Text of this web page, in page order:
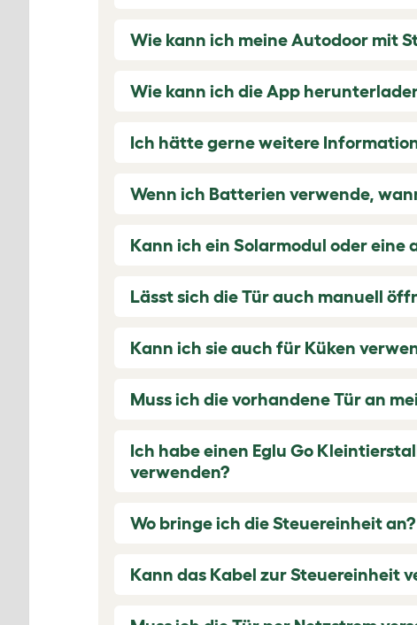
Wie kann ich meine Autodoor mit
Wie kann ich die App
Ich hätte gerne weitere
Wenn ich Batterien verwende,
Kann ich ein Solarmodul oder eine
Lässt sich die Tür auch manuell
Kann ich sie auch für Küken
Muss ich die vorhandene Tür an
Ich habe einen Eglu Go
verwenden?
Wo bringe ich die Steuereinheit an?
Kann das Kabel zur Steuereinheit